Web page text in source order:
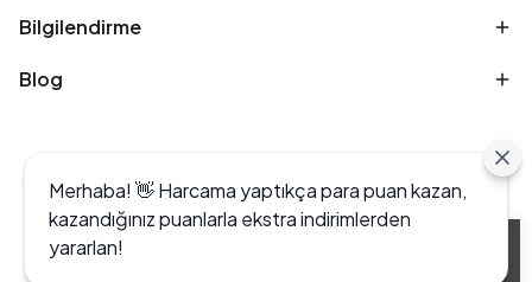
Bilgilendirme
Blog
Merhaba! 👋 Harcama yaptıkça para puan kazan,
kazandığınız puanlarla ekstra indirimlerden
yararlan!